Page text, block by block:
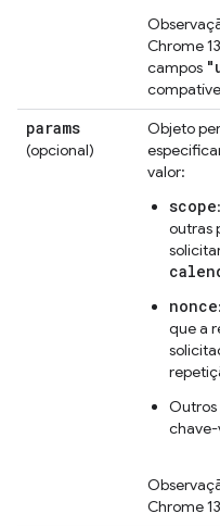
Chrome
campos
params
(opcional)
Objeto
valor:
scope
outras
nonce
que a
Outros
chave-
Chrome